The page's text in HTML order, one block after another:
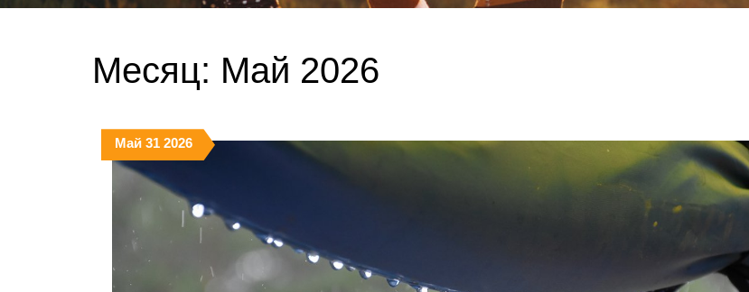
Месяц: Май 2026
Май31.05.2026
31 31.05.2026
202631.05.2026